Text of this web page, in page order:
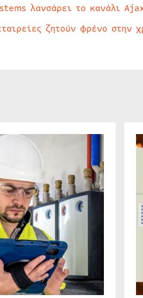
λανσάρει το κανάλι Ajax
ζητούν φρένο στην